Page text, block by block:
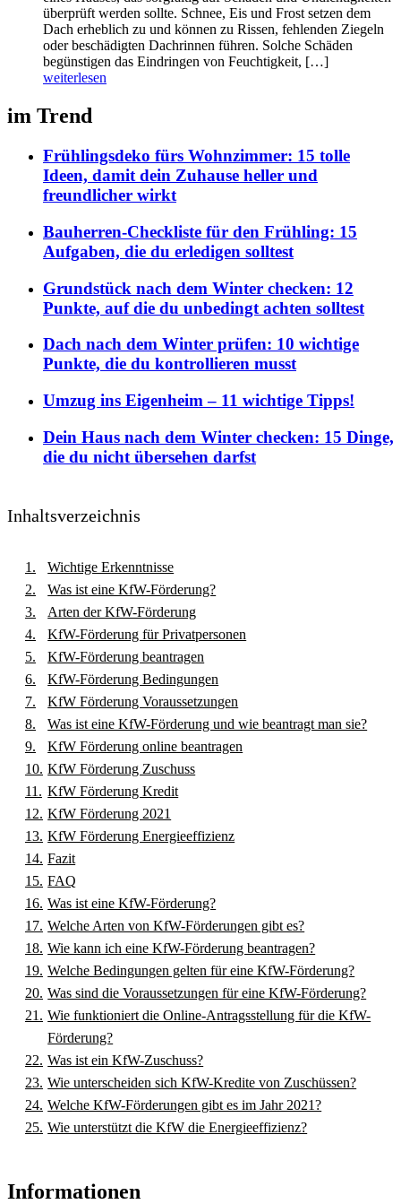
überprüft werden sollte. Schnee, Eis und Frost setzen dem
Dach erheblich zu und können zu Rissen, fehlenden Ziegeln
oder beschädigten Dachrinnen führen. Solche Schäden
begünstigen das Eindringen von Feuchtigkeit, […]
weiterlesen
im Trend
Frühlingsdeko fürs Wohnzimmer: 15 tolle
Ideen, damit dein Zuhause heller und
freundlicher wirkt
Bauherren-Checkliste für den Frühling: 15
Aufgaben, die du erledigen solltest
Grundstück nach dem Winter checken: 12
Punkte, auf die du unbedingt achten solltest
Dach nach dem Winter prüfen: 10 wichtige
Punkte, die du kontrollieren musst
Umzug ins Eigenheim – 11 wichtige Tipps!
Dein Haus nach dem Winter checken: 15 Dinge,
die du nicht übersehen darfst
Inhaltsverzeichnis
Wichtige Erkenntnisse
Was ist eine KfW-Förderung?
Arten der KfW-Förderung
KfW-Förderung für Privatpersonen
KfW-Förderung beantragen
KfW-Förderung Bedingungen
KfW Förderung Voraussetzungen
Was ist eine KfW-Förderung und wie beantragt man sie?
KfW Förderung online beantragen
KfW Förderung Zuschuss
KfW Förderung Kredit
KfW Förderung 2021
KfW Förderung Energieeffizienz
Fazit
FAQ
Was ist eine KfW-Förderung?
Welche Arten von KfW-Förderungen gibt es?
Wie kann ich eine KfW-Förderung beantragen?
Welche Bedingungen gelten für eine KfW-Förderung?
Was sind die Voraussetzungen für eine KfW-Förderung?
Wie funktioniert die Online-Antragsstellung für die KfW-
Förderung?
Was ist ein KfW-Zuschuss?
Wie unterscheiden sich KfW-Kredite von Zuschüssen?
Welche KfW-Förderungen gibt es im Jahr 2021?
Wie unterstützt die KfW die Energieeffizienz?
Informationen